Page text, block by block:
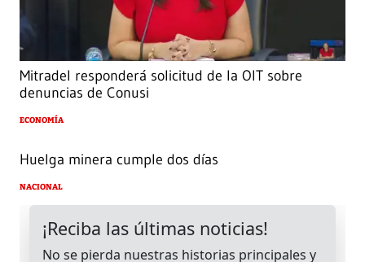
Mitradel responderá solicitud de la OIT sobre
denuncias de Conusi
ECONOMÍA
Huelga minera cumple dos días
NACIONAL